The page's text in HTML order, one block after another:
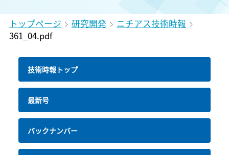
トップページ 研究開発
ニチアス技術時報
361_04.pdf
技術時報トップ
最新号
バックナンバー